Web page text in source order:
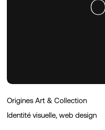
Origines Art & Collection
Identité visuelle, web design